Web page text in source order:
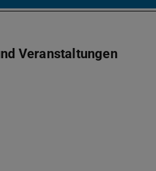
Veranstaltungen